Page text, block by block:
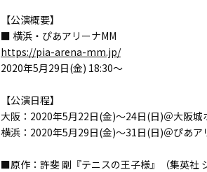
【公演概要】
■ 横浜・ぴあアリーナMM
https://pia-arena-mm.jp/
2020年5月29日(金) 18:30～
【公演日程】
大阪：2020年5月22日(金)～24日(日)＠大阪城
横浜：2020年5月29日(金)～31日(日)＠ぴあア
■原作：許斐 剛『テニスの王子様』（集英社